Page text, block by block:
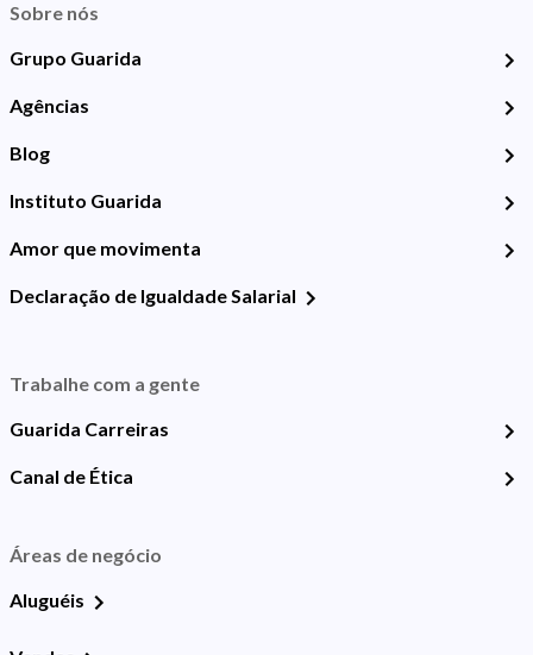
Sobre nós
Grupo Guarida
Agências
Blog
Instituto Guarida
Amor que movimenta
Declaração de Igualdade Salarial
Trabalhe com a gente
Guarida Carreiras
Canal de Ética
Áreas de negócio
Aluguéis